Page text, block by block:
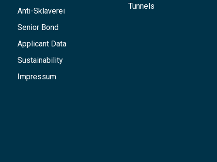
Anti-Sklaverei
Senior Bond
Applicant Data
Sustainability
Impressum
Tunnels